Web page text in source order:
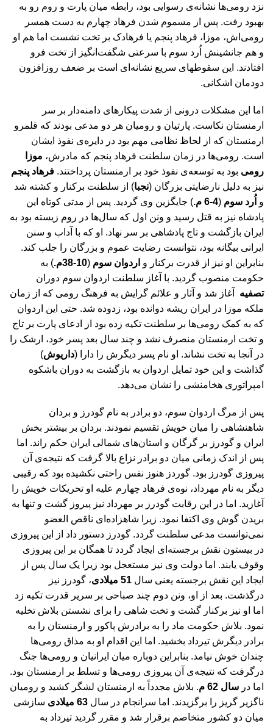
نزد رومی‌ها نشانه‌ی رسوایی بود، رابطه میان پارت و روم رو به
بهبود رفت. پس از مسموم شدن فرهاد چهارم به دست همسر
رومی‌اش، موزا، فرهاد پنجم یا فرهادک بر تخت نشست اما هم او
و هم جانشینش اُرد سوم با سرعتی شگفت‌انگیز از تخت فرو
افتادند. این سقوطهای سریع نشانه‌ای است بر ضعف روزافزون
دودمان اشکانی.
اما این مشکلات درونی از شدت پیکارهای دامنه‌دار بر سر
ارمنستان نکاست. پارتیان و رومیان هر دو مدعی بودند که قلمرو
ارمنستان که از لحاظ نظامی مهم بود در دایره‌ی نفوذ ایشان
است. رومی‌ها در زمان سلطنت فرهاد پنجم که مادرش، موزا
رومی بود به توسعه‌ی نفوذ خود بر ارمنستان پرداختند. فرهاد پنجم
نیز به دلیل نارضایتی بزرگان (نجبا) از سلطنت برکنار و کشته شد
و اُرد سوم (4-6 م.
) جایگزین وی گردید. پس از مدتی کوتاه این
پادشاه نیز به قتل رسید و ونن اول که سال‌ها در روم زیسته بود به
ایران بازگشت و تاج پادشاهی بر سر نهاد. او که با آداب و سنن
ایرانی بیگانه بود، نتوانست رضایت عموم و بزرگان را جلب کند.
بنابراین او نیز از قدرت برکنار و اردوان سوم (10-38م.
) به
حکومت منصوب گردید. با آغاز سلطنت اردوان سوم دوران
تصفیه
آغاز شد و آثار و علائم گرایش به فرهنگ رومی که از زمان
ملکه موزا در ایران ریشه دوانده بود، زدوده شد. حتی این اردوان
که به کمک رومی‌ها بر سلطنت تکیه زده بود از ادعای پارت بر تاج
و تخت ارمنستان منصرف نشد و چند سال بعد پسر خود، ارشک را
در آنجا به تخت نشاند. او نام پسر دیگرش را دارا (داریوش)
گذاشت و این خود تمایل اردوان به بازگشت به دوران باشکوه
امپراتوری هخامنشی را نشان می‌دهد.
پس از مرگ اردوان سوم، دو برادر به نام گودرز و بردان
شاهنشاهی را میان خویش تقسیم نمودند. بردان بر بیشتر بخش
ایران و گودرز بر گرگان و استان‌های شمالی ایران حکم راند. اما
پس از اندک زمانی میان دو برادر نزاع بالا گرفت که نتیجه‌ی آن
پیروزی گودرز بود. گوردز هنوز نفس راحتی نکشیده بود که رقیبی
دیگر به نام مهرداد، نوه‌ی فرهاد چهارم علیه او تحریکات خویش را
آغازید. اما در این رقابت گودرز بر مهرداد نیز پیروز گشت و تنها به
بریدن گوش وی اکتفا نمود. زیرا شاهزاده‌ای ناقص العضو
نمی‌توانست مدعی سلطنت گردد. گودرز دستور داد از این پیروزی
در بیستون نقش برجسته‌ای ایجاد گردد تا همگان بر این پیروزی
وقوف یابند. اما دولت وی نیز مستعجل بود زیرا یک سال پس از
ایجاد این نقش برجسته یعنی سال
، گودرز نیز
درگذشت. بعد از او، ونن دوم چند صباحی بر سریر قدرت تکیه زد
اما او نیز برکنار گشت و تخت شاهی را برای نشستن بلاش تخلیه
نمود. بلاش حکومت ماد را به برادرش پاکور و ارمنستان را به
برادر دیگرش تیرداد بخشید. اما این اقدام او به مذاق رومی‌ها
چندان خوش نیامد. بنابراین دوباره میان ایرانیان و رومی‌ها جنگ
درگرفت که نتیجه‌ی آن پیروزی رومی‌ها و تسلط بر ارمنستان بود.
اما در سال 62 م
. بلاش مجدداً به ارمنستان لشگر کشید و رومیان
ناگزیر گریز را برگزیدند. اما سرانجام در سال
سازشی
میان دو کشور متخاصم برقرار شد و مقرر گردید تیرداد به